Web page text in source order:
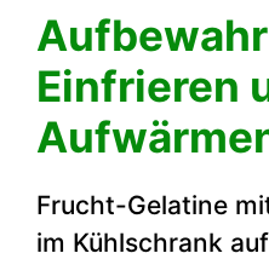
Einfrieren
Frucht-Gelatine
im Kühlschrank